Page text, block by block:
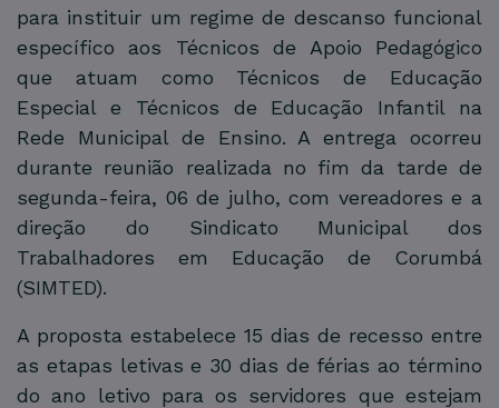
para instituir um regime de descanso funcional
específico aos Técnicos de Apoio Pedagógico
que atuam como Técnicos de Educação
Especial e Técnicos de Educação Infantil na
Rede Municipal de Ensino. A entrega ocorreu
durante reunião realizada no fim da tarde de
segunda-feira, 06 de julho, com vereadores e a
direção do Sindicato Municipal dos
Trabalhadores em Educação de Corumbá
(SIMTED).
A proposta estabelece 15 dias de recesso entre
as etapas letivas e 30 dias de férias ao término
do ano letivo para os servidores que estejam